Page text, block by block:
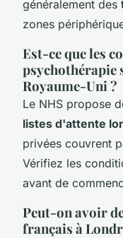
généralement des
zones
Est-ce que les
psychothérapie
Royaume-Uni ?
Le NHS propose
listes d'attente
privées couvrent
Vérifiez les
avant de
Peut-on avoir
français à